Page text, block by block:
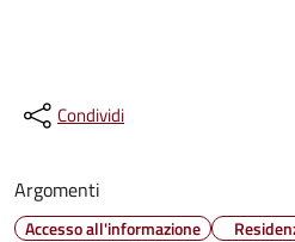
Condividi
Argomenti
Accesso all'informazione